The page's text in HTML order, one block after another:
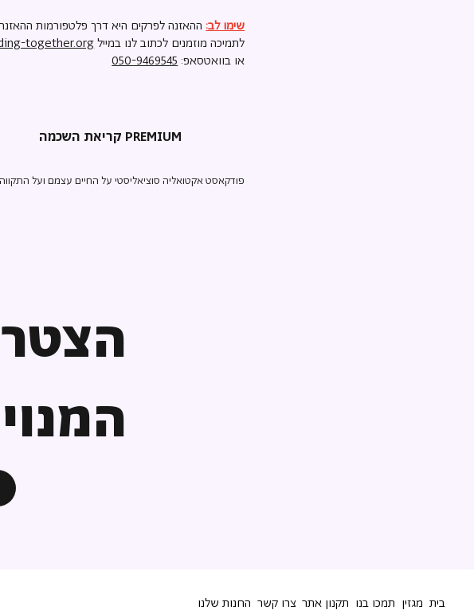
שימו לב: ההאזנה לפרקים היא דרך פלטפורמות
לתמיכה מוזמנים לכתוב לנו במיילtogether.org
או בוואטסאפ: 050-9469545
קריאת השכמה PREMIUM
פודקאסט אקטואליה סוציאליסטי על החיים עצמם ועל
בית מגזין תמכו בנו תקנון אתר צרו קשר החנות שלנו